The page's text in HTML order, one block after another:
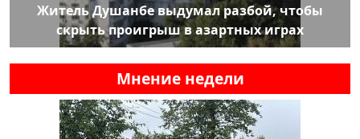
Житель Душанбе выдумал разбой, чтобы
скрыть проигрыш в азартных играх
Мнение недели